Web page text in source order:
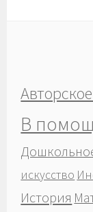
В
искусство
История